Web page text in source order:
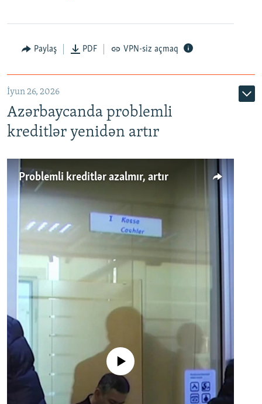
Auto 240p 360p 480p
720p 1080p
Paylaş PDF VPN-siz açmaq
İyun 26, 2026
Azərbaycanda problemli
kreditlər yenidən artır
Problemli kreditlər azalmır, artır
No media source currently available